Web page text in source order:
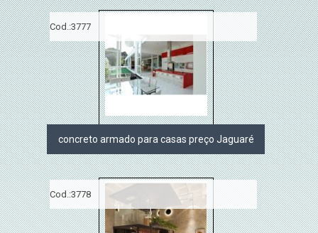
Cod.:3777
concreto armado para casas preço Jaguaré
Cod.:3778